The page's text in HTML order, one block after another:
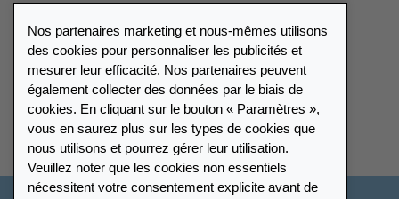
Catalogue
Répertoire des revendeurs
Trouver Leuchtturm
Nos partenaires marketing et nous-mêmes utilisons
des cookies pour personnaliser les publicités et
mesurer leur efficacité. Nos partenaires peuvent
également collecter des données par le biais de
cookies. En cliquant sur le bouton « Paramètres »,
vous en saurez plus sur les types de cookies que
nous utilisons et pourrez gérer leur utilisation.
Veuillez noter que les cookies non essentiels
nécessitent votre consentement explicite avant de